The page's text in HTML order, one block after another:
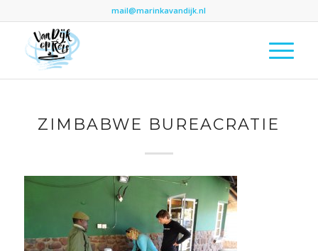
mail@marinkavandijk.nl
ZIMBABWE BUREACRATIE